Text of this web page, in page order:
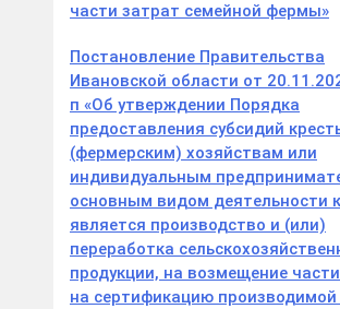
части затрат семейной фермы»
Постановление Правительства
Ивановской области от
п «Об утверждении Порядка
предоставления субсидий
(фермерским) хозяйствам или
индивидуальным
основным видом деятельности
является производство и (или)
переработка
продукции, на возмещение
на сертификацию